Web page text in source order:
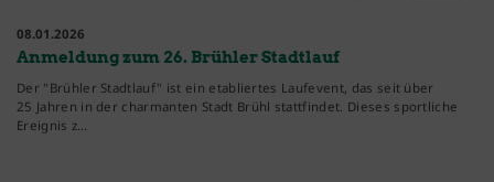
08.01.2026
Anmeldung zum 26. Brühler Stadtlauf
Der "Brühler Stadtlauf" ist ein etabliertes Laufevent, das seit über
25 Jahren in der charmanten Stadt Brühl stattfindet. Dieses sportliche
Ereignis z…